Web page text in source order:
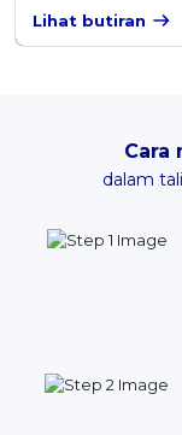
Lihat butiran
Cara
dalam